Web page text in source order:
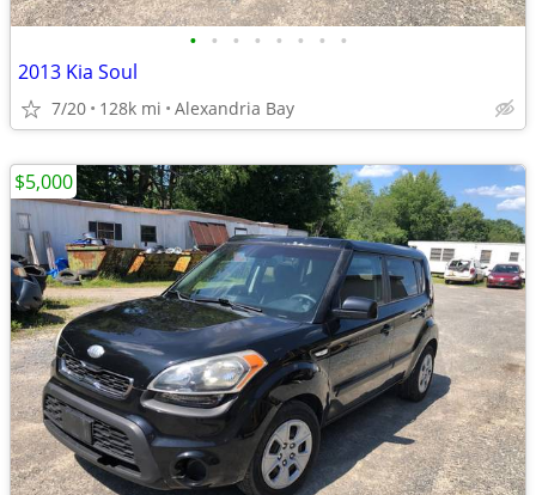
• • • • • • • •
2013 Kia Soul
7/20 128k mi Alexandria Bay
$5,000